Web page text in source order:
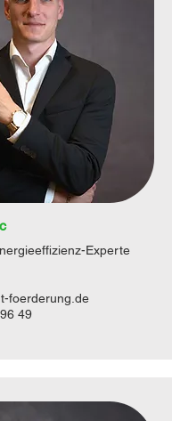
Experte
foerderung.de
49